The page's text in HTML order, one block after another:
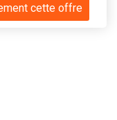
cette offre